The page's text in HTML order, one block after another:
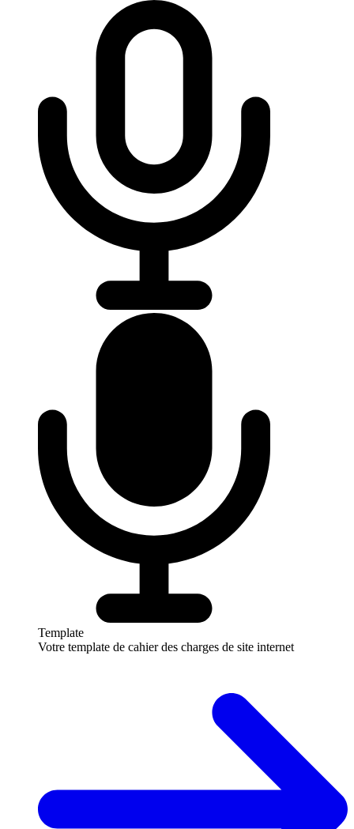
Template
Votre template de cahier des charges de site internet